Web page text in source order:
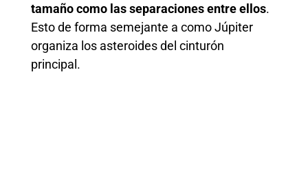
tamaño como las separaciones entre ellos.
Esto de forma semejante a como Júpiter
organiza los asteroides del cinturón
principal.